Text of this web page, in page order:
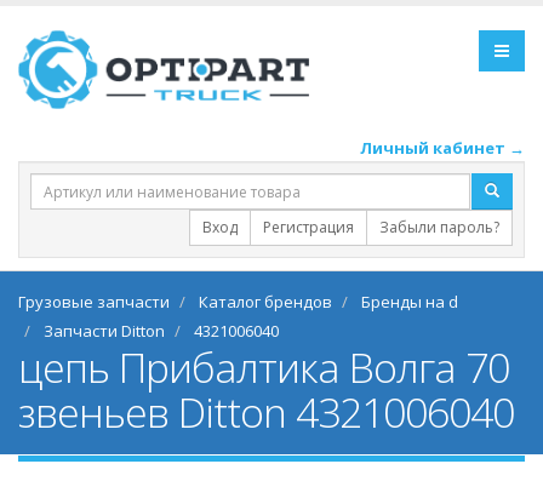
Личный кабинет →
Вход Регистрация Забыли пароль?
Грузовые запчасти Каталог брендов
Бренды на d
Запчасти Ditton
4321006040
цепь Прибалтика Волга 70
звеньев Ditton 4321006040